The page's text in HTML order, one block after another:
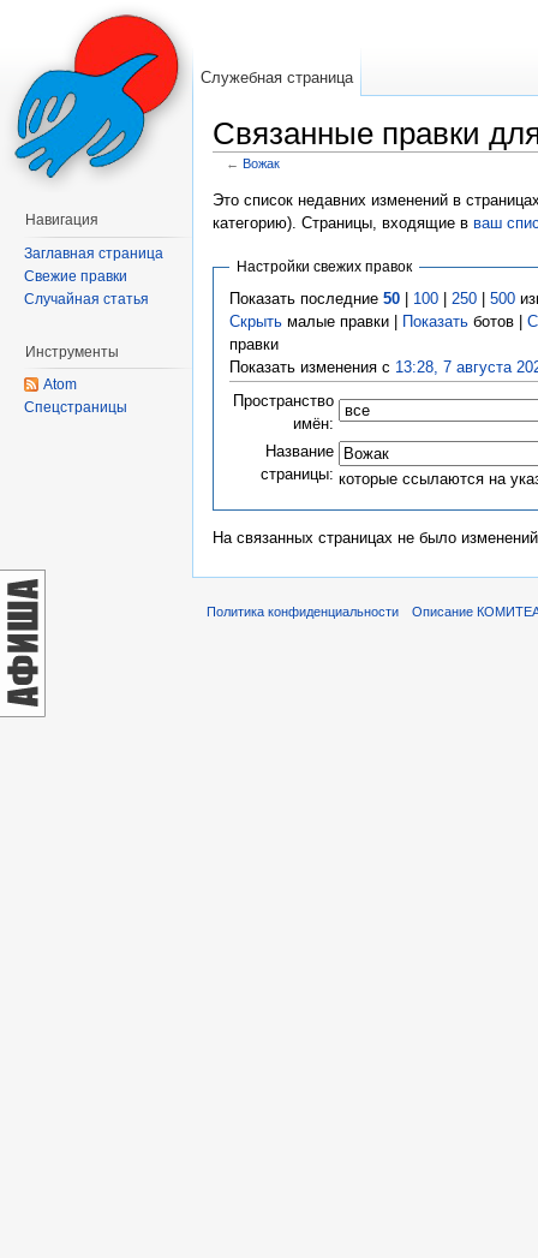
Связанные правки
← Вожак
Это список недавних изменений в
категорию). Страницы, входящие в ваш
Настройки свежих правок
Показать последние 50| 100| 250| 500
Скрытьмалые правки | Показатьботов |
правки
Показать изменения с 13:28, 7 августа
Пространство
имён:
Название
страницы: которые ссылаются на
На связанных страницах не было
Служебная страница
Навигация
Заглавная страница
Свежие правки
Случайная статья
Инструменты
Atom
Спецстраницы
Политика конфиденциальности Описание